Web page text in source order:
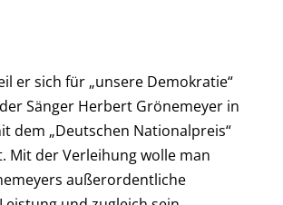
er sich für „unsere Demokratie“
Sänger Herbert Grönemeyer in
dem „Deutschen Nationalpreis“
Mit der Verleihung wolle man
außerordentliche